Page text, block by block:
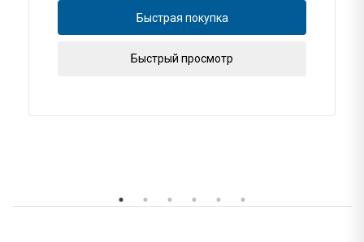
Быстрая покупка
Быстрый просмотр